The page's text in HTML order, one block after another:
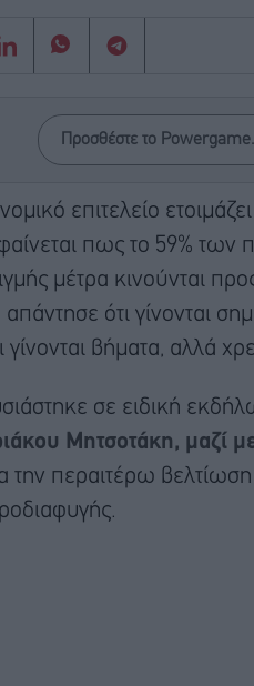
Προσθέστε το
επιτελείο
πως το 59%
μέτρα κινούνται
απάντησε ότι γίνονται
γίνονται βήματα, αλλά
σε ειδική
Μητσοτάκη, μαζί
την περαιτέρω